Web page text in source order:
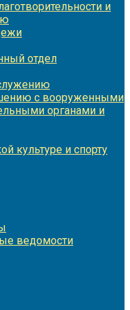
и
отдел
с вооруженными
органами и
культуре и спорту
ведомости